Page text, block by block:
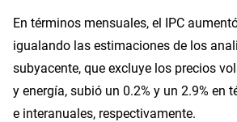
En términos mensuales, el IPC
igualando las estimaciones de los
subyacente, que excluye los precios
y energía, subió un 0.2% y un 2.9% en
e interanuales, respectivamente.